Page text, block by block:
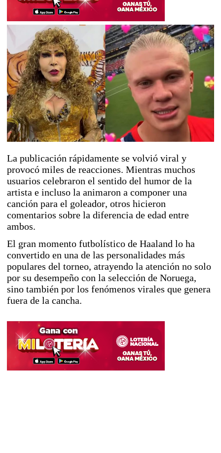
La publicación rápidamente se volvió viral y
provocó miles de reacciones. Mientras muchos
usuarios celebraron el sentido del humor de la
artista e incluso la animaron a componer una
canción para el goleador, otros hicieron
comentarios sobre la diferencia de edad entre
ambos.
El gran momento futbolístico de Haaland lo ha
convertido en una de las personalidades más
populares del torneo, atrayendo la atención no solo
por su desempeño con la selección de Noruega,
sino también por los fenómenos virales que genera
fuera de la cancha.